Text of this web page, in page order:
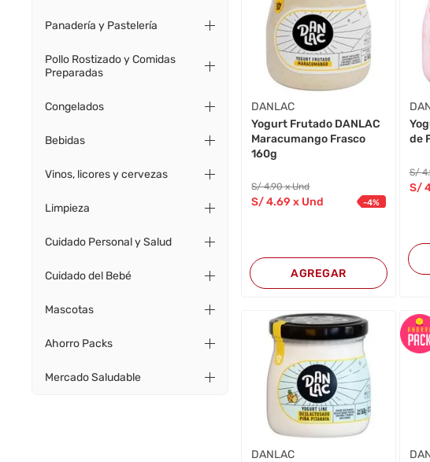
Panadería y Pastelería
Pollo Rostizado y Comidas
Preparadas
Congelados
Bebidas
Vinos, licores y cervezas
Limpieza
Cuidado Personal y Salud
Cuidado del Bebé
Mascotas
Ahorro Packs
Mercado Saludable
DANLAC
Yogurt Frutado DANLAC
Maracumango Frasco
160g
S/4.90 x Und
S/4.69 x Und -4%
AGREGAR
de
S/4
S/
DANLAC